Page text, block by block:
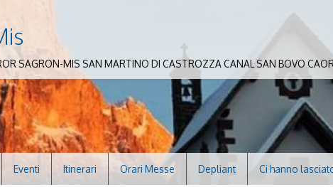
SAGRON-MIS SAN MARTINO DI CASTROZZA CANAL SAN BOVO
Eventi Itinerari Orari Messe Depliant Ci hanno